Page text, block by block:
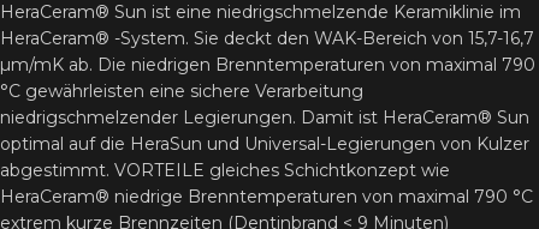
HeraCeram® Sun ist eine niedrigschmelzende Keramiklinie im
HeraCeram® -System. Sie deckt den WAK-Bereich von 15,7-16,7
µm/mK ab. Die niedrigen Brenntemperaturen von maximal 790
°C gewährleisten eine sichere Verarbeitung
niedrigschmelzender Legierungen. Damit ist HeraCeram® Sun
optimal auf die HeraSun und Universal-Legierungen von Kulzer
abgestimmt. VORTEILE gleiches Schichtkonzept wie
HeraCeram® niedrige Brenntemperaturen von maximal 790 °C
extrem kurze Brennzeiten (Dentinbrand < 9 Minuten)